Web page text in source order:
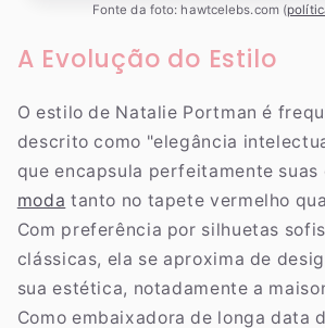
Fonte da foto: hawtcelebs.com (
A Evolução do Estilo
O estilo de Natalie Portman é
descrito como "elegância
que encapsula perfeitamente suas
moda tanto no tapete vermelho
Com preferência por silhuetas
clássicas, ela se aproxima de
sua estética, notadamente a
Como embaixadora de longa data